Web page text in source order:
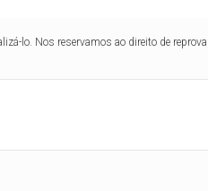
lo. Nos reservamos ao direito de